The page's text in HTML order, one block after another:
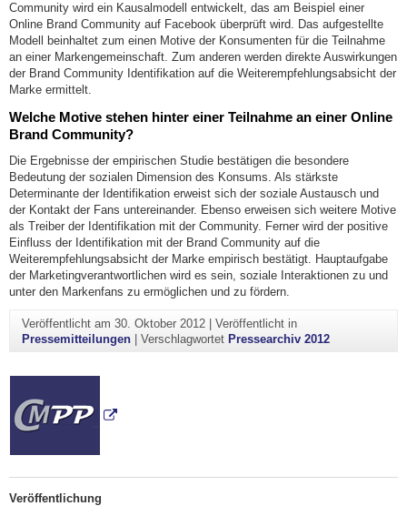
Community wird ein Kausalmodell entwickelt, das am Beispiel einer
Online Brand Community auf Facebook überprüft wird. Das aufgestellte
Modell beinhaltet zum einen Motive der Konsumenten für die Teilnahme
an einer Markengemeinschaft. Zum anderen werden direkte Auswirkungen
der Brand Community Identifikation auf die Weiterempfehlungsabsicht der
Marke ermittelt.
Welche Motive stehen hinter einer Teilnahme an einer Online
Brand Community?
Die Ergebnisse der empirischen Studie bestätigen die besondere
Bedeutung der sozialen Dimension des Konsums. Als stärkste
Determinante der Identifikation erweist sich der soziale Austausch und
der Kontakt der Fans untereinander. Ebenso erweisen sich weitere Motive
als Treiber der Identifikation mit der Community. Ferner wird der positive
Einfluss der Identifikation mit der Brand Community auf die
Weiterempfehlungsabsicht der Marke empirisch bestätigt. Hauptaufgabe
der Marketingverantwortlichen wird es sein, soziale Interaktionen zu und
unter den Markenfans zu ermöglichen und zu fördern.
Veröffentlicht am 30. Oktober 2012| Veröffentlicht in
Pressemitteilungen| Verschlagwortet Pressearchiv 2012
Veröffentlichung